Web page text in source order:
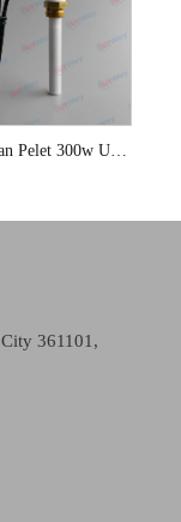
Pencucuhan Pelet 300w Untuk Dapur Pelet Kayu
361101,